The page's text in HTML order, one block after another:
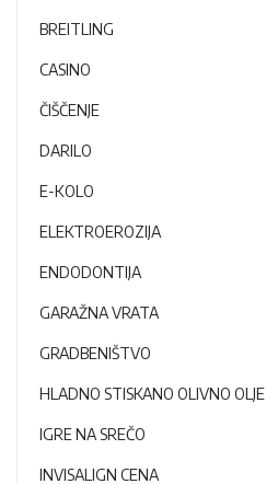
BREITLING
CASINO
ČIŠČENJE
DARILO
E-KOLO
ELEKTROEROZIJA
ENDODONTIJA
GARAŽNA VRATA
GRADBENIŠTVO
HLADNO STISKANO OLIVNO OLJE
IGRE NA SREČO
INVISALIGN CENA